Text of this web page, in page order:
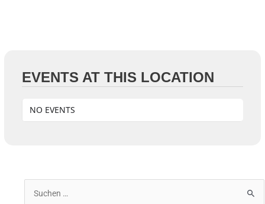
EVENTS AT THIS LOCATION
NO EVENTS